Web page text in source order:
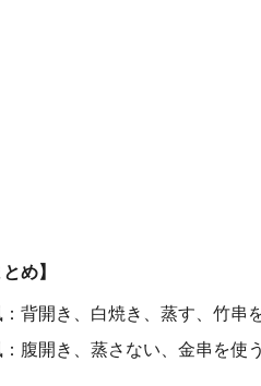
め】
背開き、白焼き、蒸す、竹串
：腹開き、蒸さない、金串を使